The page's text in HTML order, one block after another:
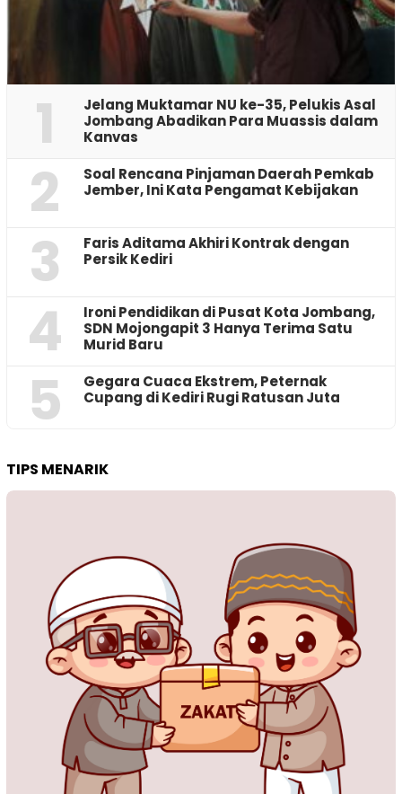
1
Jelang Muktamar NU ke-35, Pelukis Asal
Jombang Abadikan Para Muassis dalam
Kanvas
2
‎Soal Rencana Pinjaman Daerah Pemkab
Jember, Ini Kata Pengamat Kebijakan ‎
3
Faris Aditama Akhiri Kontrak dengan
Persik Kediri
4
Ironi Pendidikan di Pusat Kota Jombang,
SDN Mojongapit 3 Hanya Terima Satu
Murid Baru
5
‎Gegara Cuaca Ekstrem, Peternak
Cupang di Kediri Rugi Ratusan Juta
TIPS MENARIK